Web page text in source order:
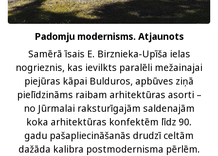
Padomju modernisms. Atjaunots
Samērā īsais E. Birznieka-Upīša ielas
nogrieznis, kas ievilkts paralēli mežainajai
piejūras kāpai Bulduros, apbūves ziņā
pielīdzināms raibam arhitektūras asorti –
no Jūrmalai raksturīgajām saldenajām
koka arhitektūras konfektēm līdz 90.
gadu pašapliecināšanās drudzī celtām
dažāda kalibra postmodernisma pērlēm.